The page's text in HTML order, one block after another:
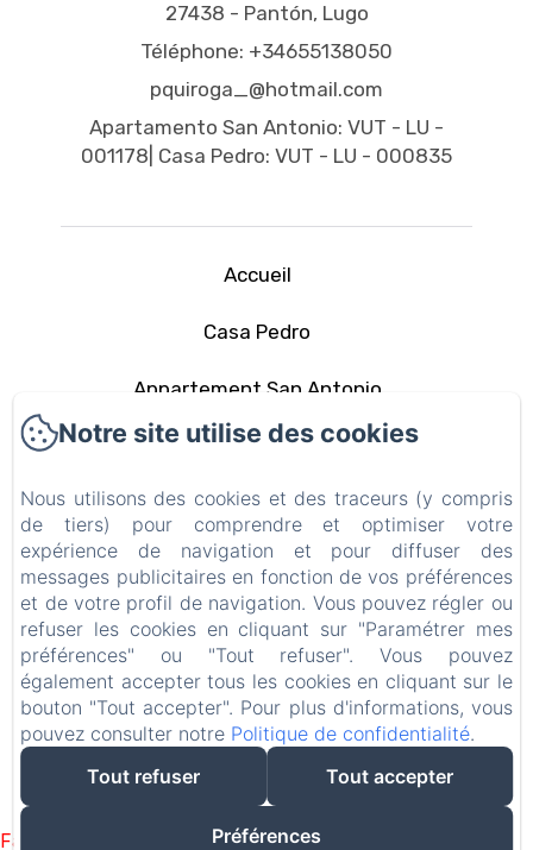
27438 - Pantón, Lugo
Téléphone: +34655138050
pquiroga_@hotmail.com
Apartamento San Antonio: VUT - LU -
001178| Casa Pedro: VUT - LU - 000835
Accueil
Casa Pedro
Appartement San Antonio
La zone
Contact
Politique de confidentialité
Informations légales
Informations sur les cookies
EN FR ES IT DE PT
Créé par Amenitiz
Failed to load BookingEngine/index: Loading chunk 1322
Notre site utilise des cookies
Nous utilisons des cookies et des traceurs (y compris
de tiers) pour comprendre et optimiser votre
expérience de navigation et pour diffuser des
messages publicitaires en fonction de vos préférences
et de votre profil de navigation. Vous pouvez régler ou
refuser les cookies en cliquant sur "Paramétrer mes
préférences" ou "Tout refuser". Vous pouvez
également accepter tous les cookies en cliquant sur le
bouton "Tout accepter". Pour plus d'informations, vous
pouvez consulter notre Politique de confidentialité.
Tout refuser
Tout accepter
Préférences